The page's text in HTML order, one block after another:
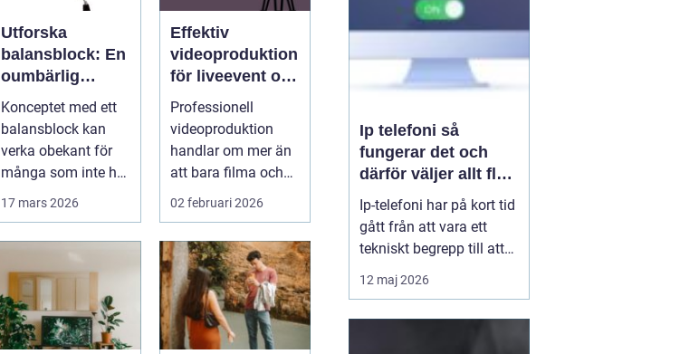
Utforska
balansblock: En
oumbärlig
komponent i
industrin
Konceptet med ett
balansblock kan
verka obekant för
många som inte har
17 mars 2026
Effektiv
videoproduktion
för liveevent och
företag
Professionell
videoproduktion
handlar om mer än
att bara filma och
visa rörliga bilder.
02 februari 2026
Ip telefoni så
fungerar det och
därför väljer allt fler
företag att byta
Ip-telefoni har på kort tid
gått från att vara ett
tekniskt begrepp till att
bli standardlösning för
många företag och
12 maj 2026